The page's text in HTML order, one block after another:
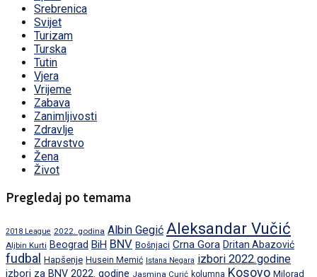
Srebrenica
Svijet
Turizam
Turska
Tutin
Vjera
Vrijeme
Zabava
Zanimljivosti
Zdravlje
Zdravstvo
Žena
Život
Pregledaj po temama
2018 League 2022. godina Albin Gegić Aleksandar Vučić
Aljbin Kurti Beograd BiH BNV Bošnjaci Crna Gora Dritan Abazović
fudbal Hapšenje Husein Memić Istana Negara izbori 2022.godine
izbori za BNV 2022. godine Jasmina Curić kolumna Kosovo Milorad